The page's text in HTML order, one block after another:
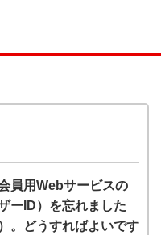
員用Webサービスの
ーID）を忘れました
。どうすればよいです